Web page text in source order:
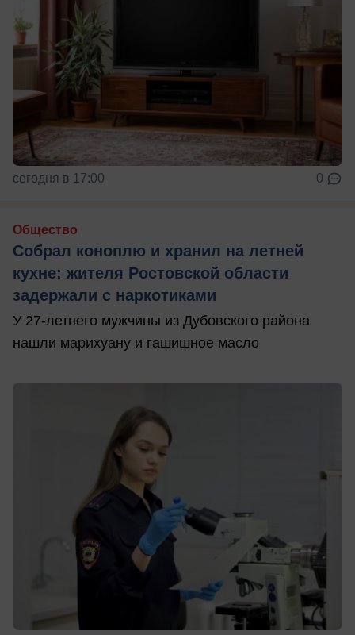
сегодня в 17:00 0
Общество
Собрал коноплю и хранил на летней
кухне: жителя Ростовской области
задержали с наркотиками
У 27-летнего мужчины из Дубовского района
нашли марихуану и гашишное масло